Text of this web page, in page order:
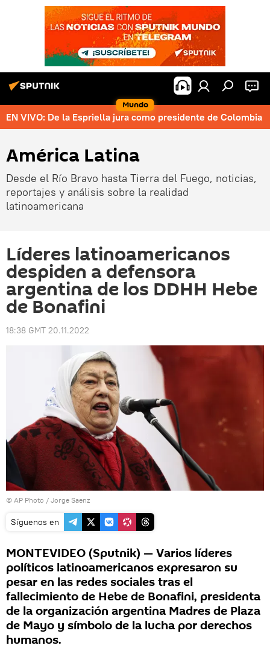
Mundo
EN VIVO: De la Espriella jura como presidente de Colombia
América Latina
Desde el Río Bravo hasta Tierra del Fuego, noticias,
reportajes y análisis sobre la realidad
latinoamericana
Líderes latinoamericanos
despiden a defensora
argentina de los DDHH Hebe
de Bonafini
18:38 GMT 20.11.2022
© AP Photo / Jorge Saenz
Síguenos en
MONTEVIDEO (Sputnik) — Varios líderes
políticos latinoamericanos expresaron su
pesar en las redes sociales tras el
fallecimiento de Hebe de Bonafini, presidenta
de la organización argentina Madres de Plaza
de Mayo y símbolo de la lucha por derechos
humanos.